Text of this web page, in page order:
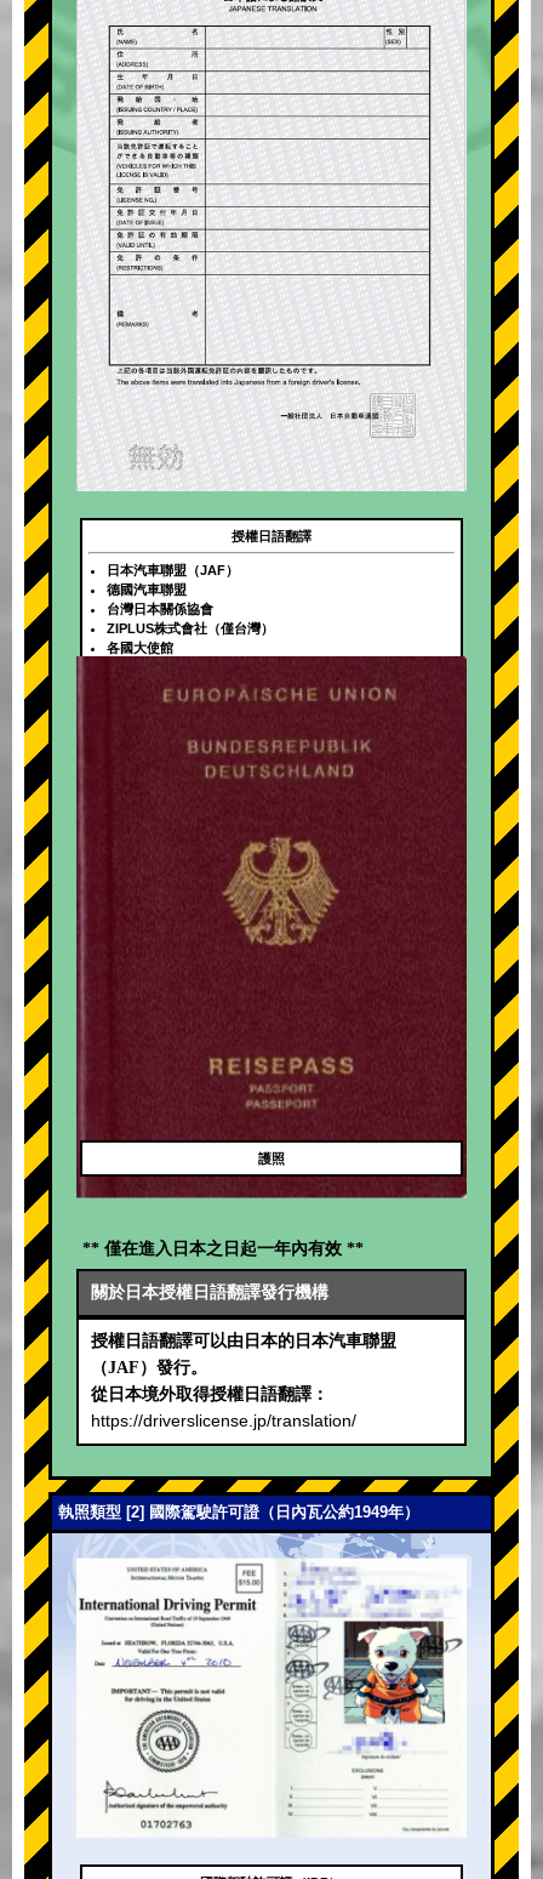
+
授權日語翻譯
日本汽車聯盟（JAF）
德國汽車聯盟
台灣日本關係協會
ZIPLUS株式會社（僅台灣）
各國大使館
護照
** 僅在進入日本之日起一年內有效 **
關於日本授權日語翻譯發行機構
授權日語翻譯可以由日本的日本汽車聯盟
（JAF）發行。
從日本境外取得授權日語翻譯：
https://driverslicense.jp/translation/
執照類型 [2] 國際駕駛許可證（日內瓦公約1949年）